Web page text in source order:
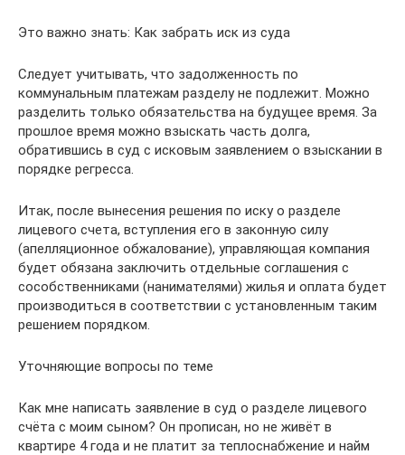
Это важно знать: Как забрать иск из суда
Следует учитывать, что задолженность по
коммунальным платежам разделу не подлежит. Можно
разделить только обязательства на будущее время. За
прошлое время можно взыскать часть долга,
обратившись в суд с исковым заявлением о взыскании в
порядке регресса.
Итак, после вынесения решения по иску о разделе
лицевого счета, вступления его в законную силу
(апелляционное обжалование), управляющая компания
будет обязана заключить отдельные соглашения с
сособственниками (нанимателями) жилья и оплата будет
производиться в соответствии с установленным таким
решением порядком.
Уточняющие вопросы по теме
Как мне написать заявление в суд о разделе лицевого
счёта с моим сыном? Он прописан, но не живёт в
квартире 4 года и не платит за теплоснабжение и найм